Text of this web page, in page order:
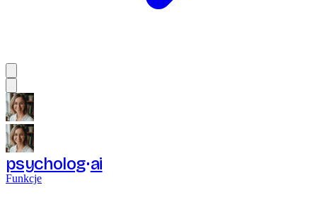
psycholog ai
Funkcje